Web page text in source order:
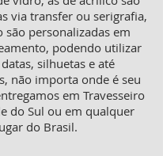
via transfer ou serigrafia,
são personalizadas em
podendo utilizar
silhuetas e até
não importa onde é seu
em Travesseiro
do Sul ou em qualquer
do Brasil.